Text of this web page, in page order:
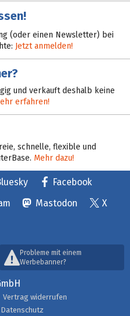
(oder einen Newsletter) bei
Jetzt anmelden!
und verkauft deshalb keine
erfahren!
schnelle, flexible und
Mehr dazu!
Facebook
Mastodon
X
Probleme mit einem
Werbebanner?
Vertrag widerrufen
Datenschutz